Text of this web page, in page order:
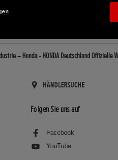
– Honda - HONDA Deutschland Offizielle
HÄNDLERSUCHE
Folgen Sie uns auf
Facebook
YouTube